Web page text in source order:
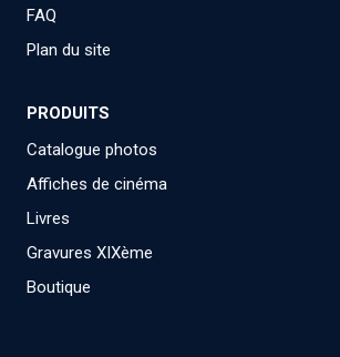
FAQ
Plan du site
PRODUITS
Catalogue photos
Affiches de cinéma
Livres
Gravures XIXème
Boutique